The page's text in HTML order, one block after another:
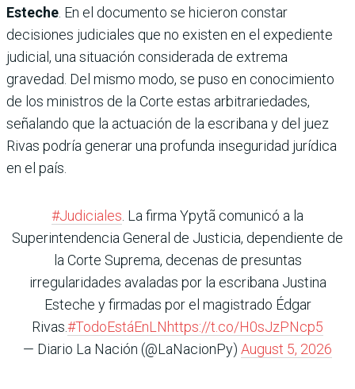
Esteche. En el documento se hicieron constar
decisiones judiciales que no existen en el expediente
judicial, una situación considerada de extrema
gravedad. Del mismo modo, se puso en conocimiento
de los ministros de la Corte estas arbitrariedades,
señalando que la actuación de la escribana y del juez
Rivas podría generar una profunda inseguridad jurídica
en el país.
#Judiciales. La firma Ypytã comunicó a la
Superintendencia General de Justicia, dependiente de
la Corte Suprema, decenas de presuntas
irregularidades avaladas por la escribana Justina
Esteche y firmadas por el magistrado Édgar
Rivas.#TodoEstáEnLNhttps://t.co/H0sJzPNcp5
— Diario La Nación (@LaNacionPy) August 5, 2026